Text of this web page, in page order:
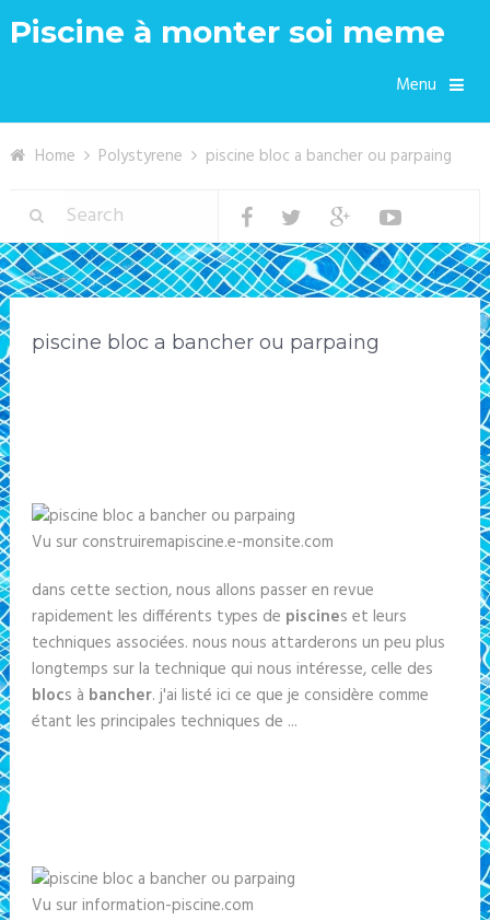
Piscine à monter soi meme
Menu
Home Polystyrene piscine bloc a bancher ou parpaing
piscine bloc a bancher ou parpaing
Vu sur construiremapiscine.e-monsite.com
dans cette section, nous allons passer en revue
rapidement les différents types de piscines et leurs
techniques associées. nous nous attarderons un peu plus
longtemps sur la technique qui nous intéresse, celle des
blocs à bancher. j'ai listé ici ce que je considère comme
étant les principales techniques de ...
Vu sur information-piscine.com